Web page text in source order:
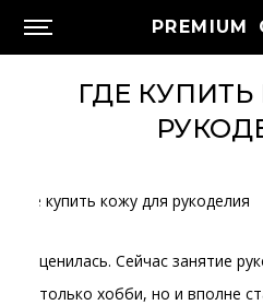
PREMIUM
ГДЕ
ценилась. Сейчас занятие
только хобби, но и вполне